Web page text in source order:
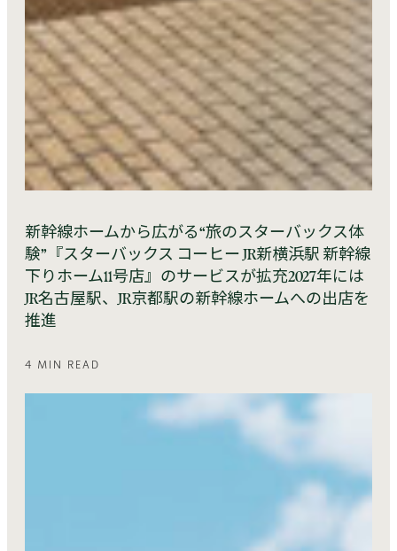
新幹線ホームから広がる“旅のスターバックス体
験”『スターバックス コーヒー JR新横浜駅 新幹線
下りホーム11号店』のサービスが拡充2027年には
JR名古屋駅、JR京都駅の新幹線ホームへの出店を
推進
4 MIN READ